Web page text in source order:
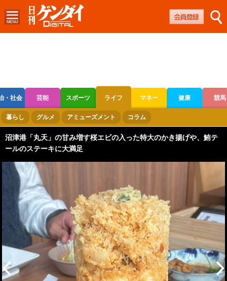
・社会 芸能 スポーツ ライフ マネー 健康 競馬
ボートレース 競輪 オートレース
暮らし グルメ アミューズメント コラム
沼津港「丸天」の甘み増す桜エビの入った特大のかき揚げや、鮪テ
ールのステーキに大満足